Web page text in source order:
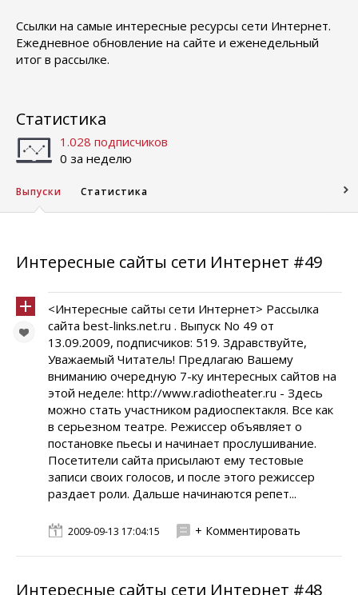
Cсылки на самые интересные ресурсы сети Интернет.
Ежедневное обновление на сайте и еженедельный
итог в рассылке.
Статистика
1.028 подписчиков
0 за неделю
Выпуски Статистика
Интересные сайты сети Интернет #49
<Интересные сайты сети Интернет> Рассылка
сайта best-links.net.ru . Выпуск No 49 от
13.09.2009, подписчиков: 519. Здравствуйте,
Уважаемый Читатель! Предлагаю Вашему
вниманию очередную 7-ку интересных сайтов на
этой неделе: http://www.radiotheater.ru - Здесь
можно стать участником радиоспектакля. Все как
в серьезном театре. Режиссер объявляет о
постановке пьесы и начинает прослушивание.
Посетители сайта присылают ему тестовые
записи своих голосов, и после этого режиссер
раздает роли. Дальше начинаются репет...
2009-09-13 17:04:15 + Комментировать
Интересные сайты сети Интернет #48